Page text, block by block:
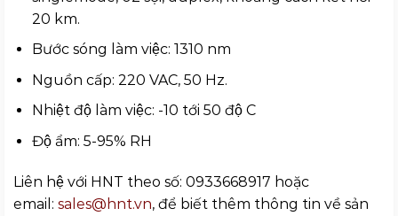
20 km.
Bước sóng làm việc: 1310 nm
Nguồn cấp: 220 VAC, 50 Hz.
Nhiệt độ làm việc: -10 tới 50 độ C
Độ ẩm: 5-95% RH
Liên hệ với HNT theo số: 0933668917 hoặc
email: sales@hnt.vn, để biết thêm thông tin về sản